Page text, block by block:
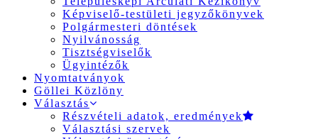
Képviselő-testületi jegyzőkönyvek
Polgármesteri döntések
Nyilvánosság
Tisztségviselők
Ügyintézők
Nyomtatványok
Göllei Közlöny
Választás
Részvételi adatok, eredmények
Választási szervek